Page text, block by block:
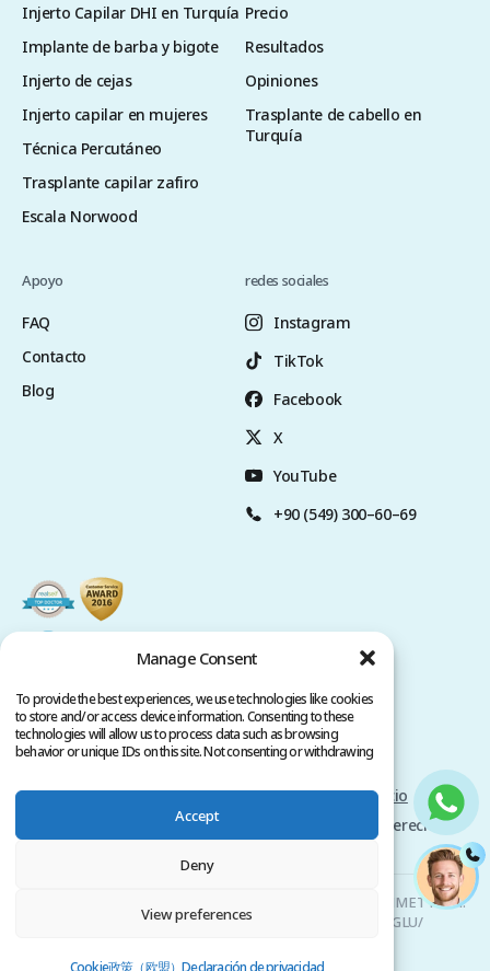
Manage Consent
To provide the best experiences, we use technologies like cookies
to store and/or access device information. Consenting to these
technologies will allow us to process data such as browsing
behavior or unique IDs on this site. Not consenting or withdrawing
Accept
Deny
View preferences
Cookie政策（欧盟）Declaración de privacidad
Injerto Capilar DHI en Turquía
Implante de barba y bigote
Injerto de cejas
Injerto capilar en mujeres
Técnica Percutáneo
Trasplante capilar zafiro
Escala Norwood
Precio
Resultados
Opiniones
Trasplante de cabello en
Turquía
Apoyo
FAQ
Contacto
Blog
redes sociales
Instagram
TikTok
Facebook
X
YouTube
+90 (549) 300–60–69
Politica de privacidad
Términos del servicio
Copyright @ 2026 www.clinicana.com. Todos los derechos
reservados.
Clinicana Trasplante Capilar & Cirugías Estéticas | HACIAHMET MAH.
KURTULUS DERESI CAD. NO: 15 -21 IC KAPI NO: 94 BEYOGLU/